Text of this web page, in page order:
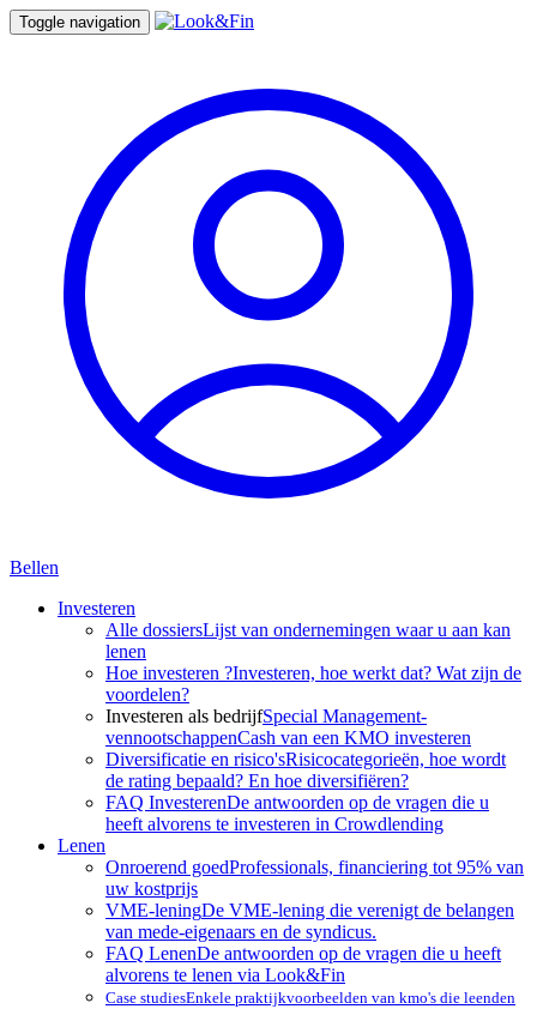
Toggle navigation
Bellen
Investeren
Alle dossiersLijst van ondernemingen waar u aan kan
lenen
Hoe investeren ?Investeren, hoe werkt dat? Wat zijn de
voordelen?
Investeren als bedrijfSpecial Management-
vennootschappenCash van een KMO investeren
Diversificatie en risico'sRisicocategorieën, hoe wordt
de rating bepaald? En hoe diversifiëren?
FAQ InvesterenDe antwoorden op de vragen die u
heeft alvorens te investeren in Crowdlending
Lenen
Onroerend goedProfessionals, financiering tot 95% van
uw kostprijs
VME-leningDe VME-lening die verenigt de belangen
van mede-eigenaars en de syndicus.
FAQ LenenDe antwoorden op de vragen die u heeft
alvorens te lenen via Look&Fin
Case studiesEnkele praktijkvoorbeelden van kmo's die leenden